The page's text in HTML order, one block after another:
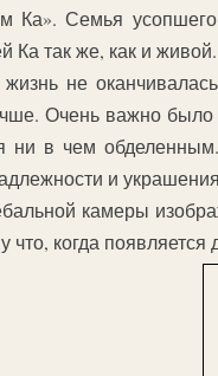
Ка». Семья
Ка так же, как и живой.
жизнь не
Очень важно
ни в чем
и
камеры
что, когда